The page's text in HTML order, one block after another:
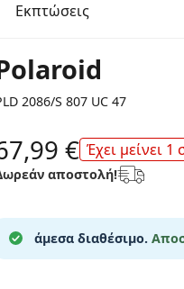
εκπτώσεις
2086/S 807 UC 47
€ Έχει μείνει
αποστολή!
άμεσα διαθέσιμο.